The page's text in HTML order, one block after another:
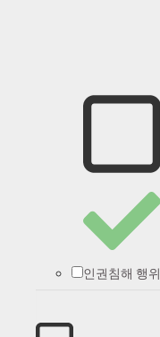
인권침해 행위